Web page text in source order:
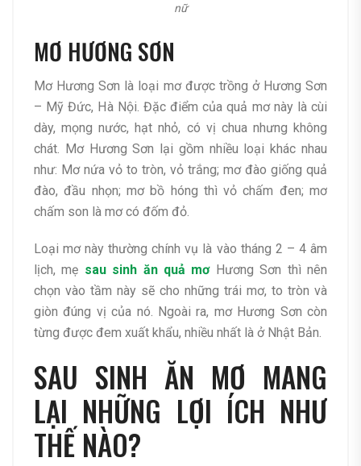
nữ
MƠ HƯƠNG SƠN
Mơ Hương Sơn là loại mơ được trồng ở Hương Sơn
– Mỹ Đức, Hà Nội. Đặc điểm của quả mơ này là cùi
dày, mọng nước, hạt nhỏ, có vị chua nhưng không
chát. Mơ Hương Sơn lại gồm nhiều loại khác nhau
như: Mơ nứa vỏ to tròn, vỏ trắng; mơ đào giống quả
đào, đầu nhọn; mơ bồ hóng thì vỏ chấm đen; mơ
chấm son là mơ có đốm đỏ.
Loại mơ này thường chính vụ là vào tháng 2 – 4 âm
lịch, mẹ sau sinh ăn quả mơ Hương Sơn thì nên
chọn vào tầm này sẽ cho những trái mơ, to tròn và
giòn đúng vị của nó. Ngoài ra, mơ Hương Sơn còn
từng được đem xuất khẩu, nhiều nhất là ở Nhật Bản.
SAU SINH ĂN MƠ MANG
LẠI NHỮNG LỢI ÍCH NHƯ
THẾ NÀO?